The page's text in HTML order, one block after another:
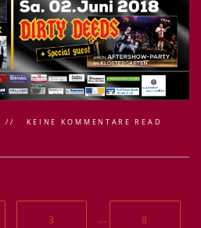
KEINE KOMMENTARE READ
3 … 8